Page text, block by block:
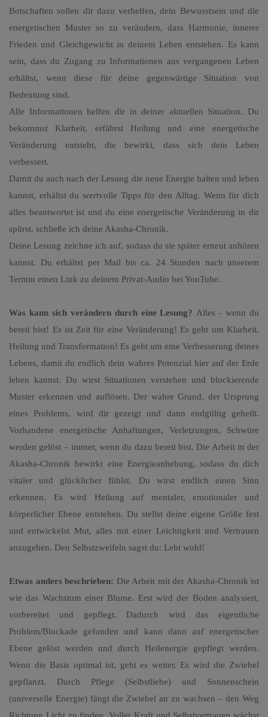
Botschaften sollen dir dazu verhelfen, dein Bewusstsein und die
energetischen Muster so zu verändern, dass Harmonie, innerer
Frieden und Gleichgewicht in deinem Leben entstehen. Es kann
sein, dass du Zugang zu Informationen aus vergangenen Leben
erhältst, wenn diese für deine gegenwärtige Situation von
Bedeutung sind.
Alle Informationen helfen dir in deiner aktuellen Situation. Du
bekommst Klarheit, erfährst Heilung und eine energetische
Veränderung entsteht, die bewirkt, dass sich dein Leben
verbessert.
Damit du auch nach der Lesung die neue Energie halten und leben
kannst, erhältst du wertvolle Tipps für den Alltag. Wenn für dich
alles beantwortet ist und du eine energetische Veränderung in dir
spürst, schließe ich deine Akasha-Chronik.
Deine Lesung zeichne ich auf, sodass du sie später erneut anhören
kannst. Du erhältst per Mail bis ca. 24 Stunden nach unserem
Termin einen Link zu deinem Privat-Audio bei YouTube.
Was kann sich verändern durch eine Lesung? Alles - wenn du
bereit bist! Es ist Zeit für eine Veränderung! Es geht um Klarheit,
Heilung und Transformation! Es geht um eine Verbesserung deines
Lebens, damit du endlich dein wahres Potenzial hier auf der Erde
leben kannst. Du wirst Situationen verstehen und blockierende
Muster erkennen und auflösen. Der wahre Grund, der Ursprung
eines Problems, wird dir gezeigt und dann endgültig geheilt.
Vorhandene energetische Anhaftungen, Verletzungen, Schwüre
werden gelöst – immer, wenn du dazu bereit bist. Die Arbeit in der
Akasha-Chronik bewirkt eine Energieanhebung, sodass du dich
vitaler und glücklicher fühlst. Du wirst endlich einen Sinn
erkennen. Es wird Heilung auf mentaler, emotionaler und
körperlicher Ebene entstehen. Du stellst deine eigene Größe fest
und entwickelst Mut, alles mit einer Leichtigkeit und Vertrauen
anzugehen. Den Selbstzweifeln sagst du: Lebt wohl!
Etwas anders beschrieben: Die Arbeit mit der Akasha-Chronik ist
wie das Wachstum einer Blume. Erst wird der Boden analysiert,
vorbereitet und gepflegt. Dadurch wird das eigentliche
Problem/Blockade gefunden und kann dann auf energetischer
Ebene gelöst werden und durch Heilenergie gepflegt werden.
Wenn die Basis optimal ist, geht es weiter. Es wird die Zwiebel
gepflanzt. Durch Pflege (Selbstliebe) und Sonnenschein
(universelle Energie) fängt die Zwiebel an zu wachsen – den Weg